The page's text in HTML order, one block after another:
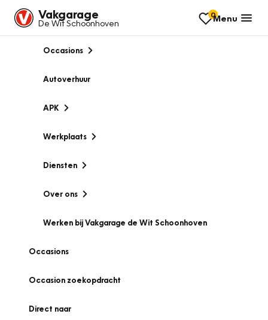
Vakgarage
De Wit Schoonhoven
0Menu
Occasions
Autoverhuur
APK
Werkplaats
Diensten
Over ons
Werken bij Vakgarage de Wit Schoonhoven
Occasions
Occasion zoekopdracht
Direct naar